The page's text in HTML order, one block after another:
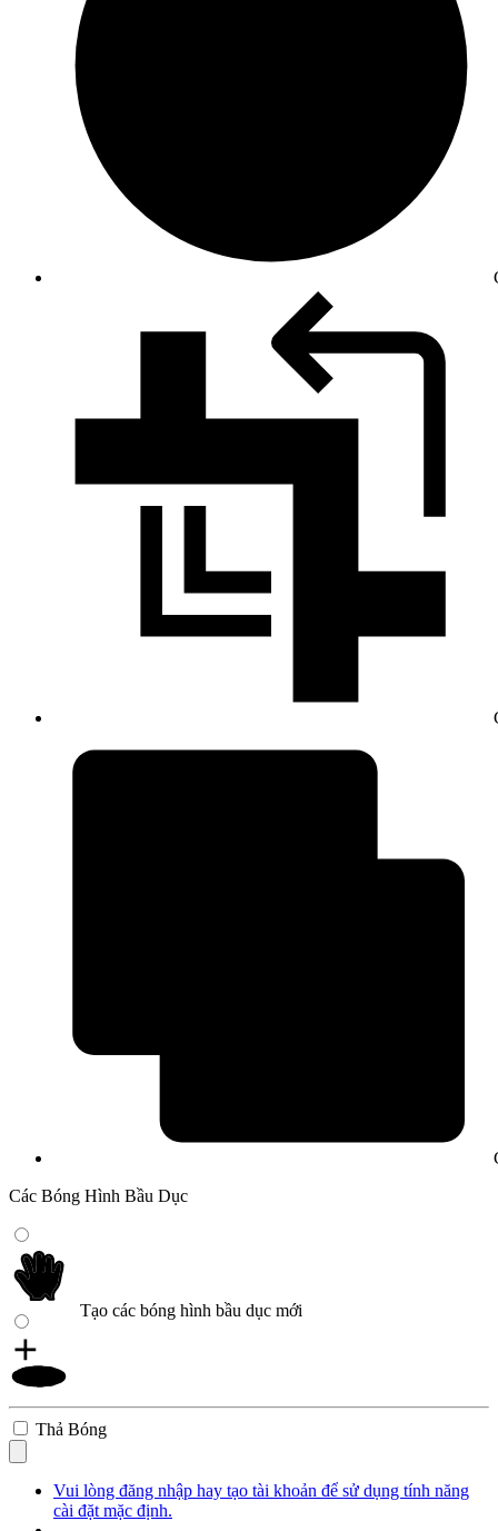
Các Bóng Hình Bầu Dục
Tạo các bóng hình bầu dục mới
Thả Bóng
Vui lòng đăng nhập hay tạo tài khoản để sử dụng tính năng
cài đặt mặc định.